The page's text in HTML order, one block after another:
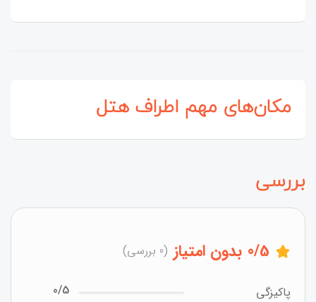
مکان‌های مهم اطراف هتل
بررسی
0/5 بدون امتیاز (0 بررسی)
پاکیزگی
0/5